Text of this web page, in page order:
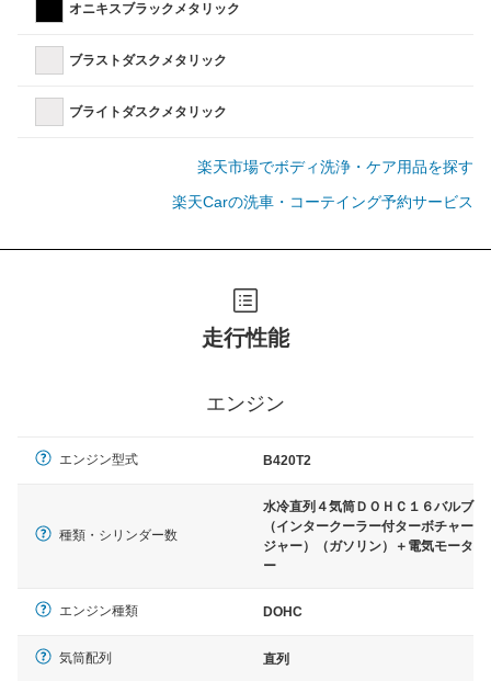
オニキスブラックメタリック
ブラストダスクメタリック
ブライトダスクメタリック
楽天市場でボディ洗浄・ケア用品を探す
楽天Carの洗車・コーテイング予約サービス
走行性能
エンジン
エンジン型式 B420T2
種類・シリンダー数
水冷直列４気筒ＤＯＨＣ１６バルブ
（インタークーラー付ターボチャー
ジャー）（ガソリン）＋電気モータ
ー
エンジン種類 DOHC
気筒配列 直列